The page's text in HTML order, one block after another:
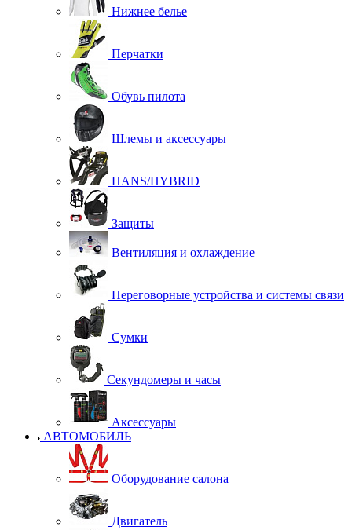
Нижнее белье
Перчатки
Обувь пилота
Шлемы и аксессуары
HANS/HYBRID
Защиты
Вентиляция и охлаждение
Переговорные устройства и системы связи
Сумки
Секундомеры и часы
Аксессуары
АВТОМОБИЛЬ
Оборудование салона
Двигатель